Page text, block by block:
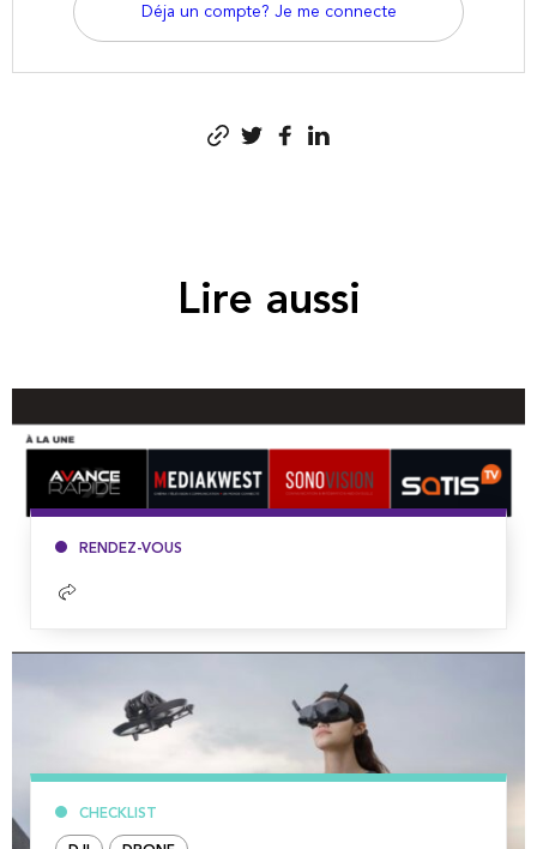
Déja un compte? Je me connecte
Lire aussi
RENDEZ-VOUS
Lire
CHECKLIST